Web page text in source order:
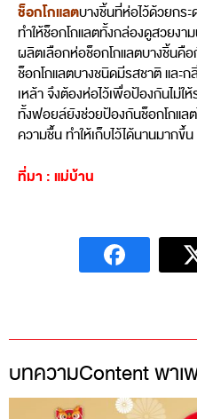
ช็อกโกแลตบางชิ้นที่ห่อไว้ด้วยกร
ทำให้ช็อกโกแลตทั้งกล่องดูสวยง
ผลิตเลือกห่อช็อกโกแลตบางชิ้นคื
ช็อกโกแลตบางชนิดมีรสชาติ และ
เหล้า จึงต้องห่อไว้เพื่อป้องกันไม่
ทั้งฟอยล์ยังช่วยป้องกันช็อกโกแล
ความชื้น ทำให้เก็บไว้ได้นานมากขึ้น
ที่มา : แม่บ้าน
บทความContent พาเ